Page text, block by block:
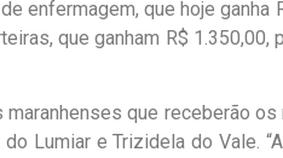
enfermagem, que hoje ganha
que ganham R$ 1.350,00,
que receberão
Lumiar e Trizidela do Vale.